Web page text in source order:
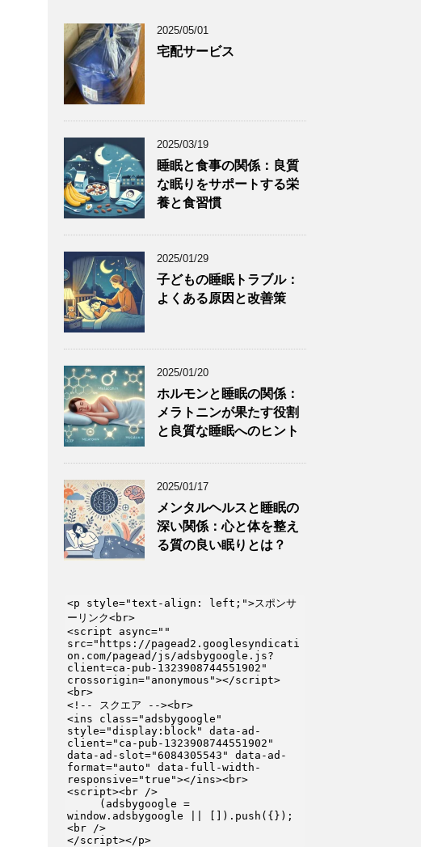
2025/05/01
宅配サービス
2025/03/19
睡眠と食事の関係：良質
な眠りをサポートする栄
養と食習慣
2025/01/29
子どもの睡眠トラブル：
よくある原因と改善策
2025/01/20
ホルモンと睡眠の関係：
メラトニンが果たす役割
と良質な睡眠へのヒント
2025/01/17
メンタルヘルスと睡眠の
深い関係：心と体を整え
る質の良い眠りとは？
<p style="text-align: left;">スポンサ
ーリンク<br>
<script async=""
src="https://pagead2.googlesyndicati
on.com/pagead/js/adsbygoogle.js?
client=ca-pub-1323908744551902"
crossorigin="anonymous"></script>
<br>
<!-- スクエア --><br>
<ins class="adsbygoogle"
style="display:block" data-ad-
client="ca-pub-1323908744551902"
data-ad-slot="6084305543" data-ad-
format="auto" data-full-width-
responsive="true"></ins><br>
<script><br />
window.adsbygoogle || []).push({});
<br />
</script></p>